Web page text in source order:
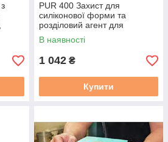
PUR 400 Захист для
силіконової форми та
розділовий агент для
поліуретанів (500 мл),
аерозоль
В наявності
1 042 ₴
Купити